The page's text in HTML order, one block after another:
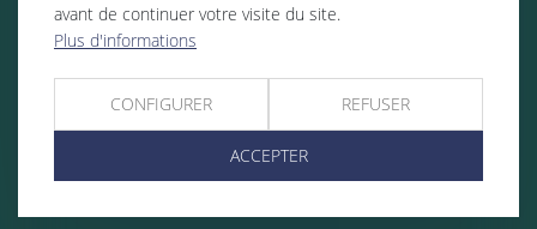
avant de continuer votre visite du site.
Plus d'informations
CONFIGURER REFUSER
ACCEPTER